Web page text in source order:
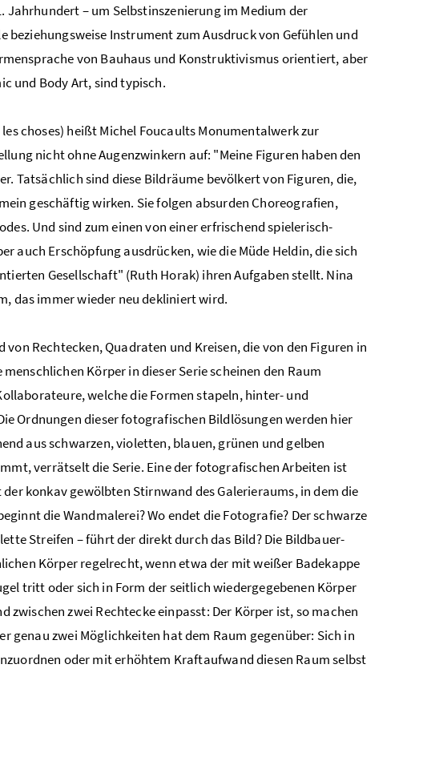
Jahrhundert – um Selbstinszenierung im Medium der
Instrument zum Ausdruck von Gefühlen und
von Bauhaus und Konstruktivismus orientiert, aber
und Body Art, sind typisch.
choses) heißt Michel Foucaults Monumentalwerk zur
nicht ohne Augenzwinkern auf: "Meine Figuren haben den
Tatsächlich sind diese Bildräume bevölkert von Figuren, die,
geschäftig wirken. Sie folgen absurden Choreografien,
Und sind zum einen von einer erfrischend spielerisch-
auch Erschöpfung ausdrücken, wie die Müde Heldin, die sich
Gesellschaft" (Ruth Horak) ihren Aufgaben stellt. Nina
das immer wieder neu dekliniert wird.
Rechtecken, Quadraten und Kreisen, die von den Figuren in
Körper in dieser Serie scheinen den Raum
welche die Formen stapeln, hinter- und
Ordnungen dieser fotografischen Bildlösungen werden hier
aus schwarzen, violetten, blauen, grünen und gelben
verrätselt die Serie. Eine der fotografischen Arbeiten ist
konkav gewölbten Stirnwand des Galerieraums, in dem die
die Wandmalerei? Wo endet die Fotografie? Der schwarze
Streifen – führt der direkt durch das Bild? Die Bildbauer-
Körper regelrecht, wenn etwa der mit weißer Badekappe
tritt oder sich in Form der seitlich wiedergegebenen Körper
zwei Rechtecke einpasst: Der Körper ist, so machen
genau zwei Möglichkeiten hat dem Raum gegenüber: Sich in
oder mit erhöhtem Kraftaufwand diesen Raum selbst